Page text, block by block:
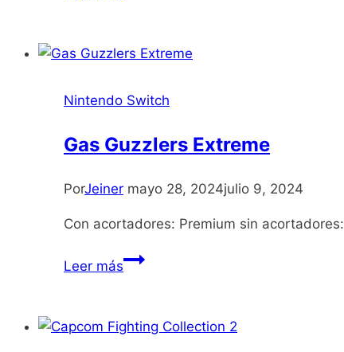
Nintendo Switch
Gas Guzzlers Extreme
PorJeiner mayo 28, 2024julio 9, 2024
Con acortadores: Premium sin acortadores:
Leer másGas